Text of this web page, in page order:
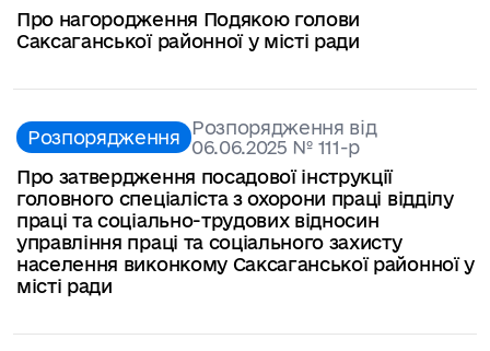
Про нагородження Подякою голови
Саксаганської районної у місті ради
Розпорядження Розпорядження від
06.06.2025 № 111-р
Про затвердження посадової інструкції
головного спеціаліста з охорони праці відділу
праці та соціально-трудових відносин
управління праці та соціального захисту
населення виконкому Саксаганської районної у
місті ради